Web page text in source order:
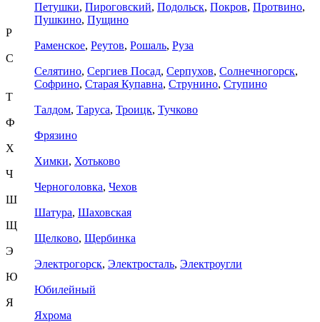
Петушки, Пироговский, Подольск, Покров, Протвино,
Пушкино, Пущино
Р
Раменское, Реутов, Рошаль, Руза
С
Селятино, Сергиев Посад, Серпухов, Солнечногорск,
Софрино, Старая Купавна, Струнино, Ступино
Т
Талдом, Таруса, Троицк, Тучково
Ф
Фрязино
Х
Химки, Хотьково
Ч
Черноголовка, Чехов
Ш
Шатура, Шаховская
Щ
Щелково, Щербинка
Э
Электрогорск, Электросталь, Электроугли
Ю
Юбилейный
Я
Яхрома